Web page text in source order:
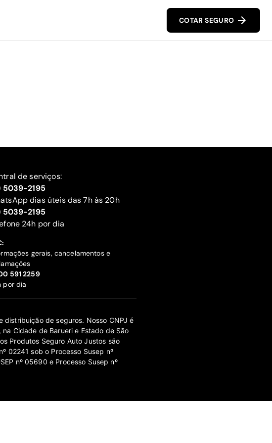
COTAR SEGURO
de serviços:
5039-2195
dias úteis das 7h às 20h
5039-2195
24h por dia
gerais, cancelamentos e
591 2259
por dia
distribuição de seguros. Nosso CNPJ é
Cidade de Barueri e Estado de São
Produtos Seguro Auto Justos são
02241 sob o Processo Susep nº
nº 05690 e Processo Susep nº